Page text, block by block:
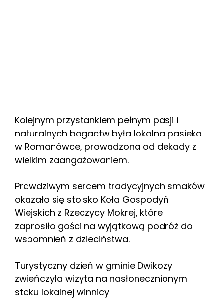
Kolejnym przystankiem pełnym pasji i
naturalnych bogactw była lokalna pasieka
w Romanówce, prowadzona od dekady z
wielkim zaangażowaniem.
Prawdziwym sercem tradycyjnych smaków
okazało się stoisko Koła Gospodyń
Wiejskich z Rzeczycy Mokrej, które
zaprosiło gości na wyjątkową podróż do
wspomnień z dzieciństwa.
Turystyczny dzień w gminie Dwikozy
zwieńczyła wizyta na nasłonecznionym
stoku lokalnej winnicy.